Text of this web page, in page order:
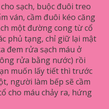
sạch, buộc đuôi treo
ván, cầm đuôi kéo căng
một đường cong từ cổ
phủ tạng, chỉ giữ lại mật
đem rửa sạch máu ở
rửa bằng nước) rồi
muốn lấy tiết thì trước
người làm bếp sẽ cầm
cho máu chảy ra, hứng